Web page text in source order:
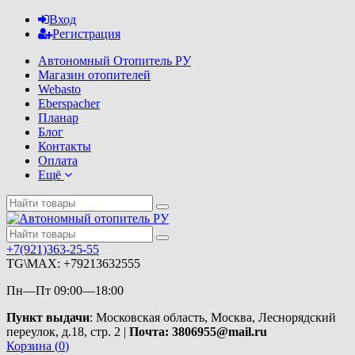
Вход
Регистрация
Автономный Отопитель РУ
Магазин отопителей
Webasto
Eberspacher
Планар
Блог
Контакты
Оплата
Ещё
+7(921)363-25-55
TG\MAX: +79213632555
Пн—Пт 09:00—18:00
Пункт выдачи: Московская область, Москва, Леснорядский
переулок, д.18, стр. 2 | Почта: 3806955@mail.ru
Корзина (0)